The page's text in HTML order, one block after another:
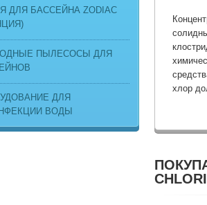
ДЛЯ БАССЕЙНА ZODIAC
ПЫЛЕСОСЫ ДЛЯ
ДЛЯ
ВОДЫ
хлор